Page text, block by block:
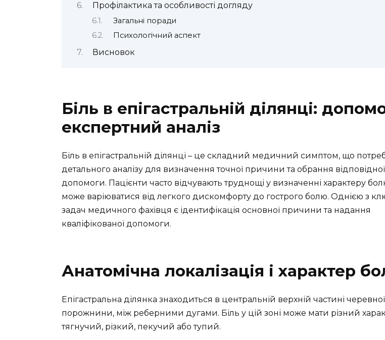
Профілактика та особливості догляду
Загальні поради
Психологічний аспект
Висновок
Біль в епігастральній ділянці:
експертний аналіз
Біль в епігастральній ділянці – це складний медичний симптом, що
детального аналізу для визначення точної причини та обрання відповідної
допомоги. Пацієнти часто відчувають труднощі у визначенні характеру
може варіюватися від легкого дискомфорту до гострого болю. Однією з
задач медичного фахівця є ідентифікація основної причини та надання
кваліфікованої допомоги.
Анатомічна локалізація і характер
Епігастральна ділянка знаходиться в центральній верхній частині черевної
порожнини, між реберними дугами. Біль у цій зоні може мати різний
тягнучий, різкий, пекучий або тупий.